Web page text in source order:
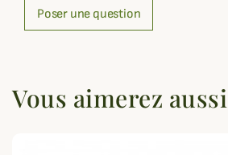
Poser une question
Vous aimerez aussi